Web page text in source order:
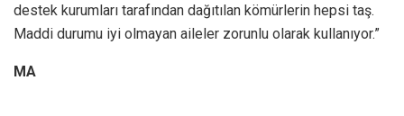
destek kurumları tarafından dağıtılan kömürlerin hepsi taş.
Maddi durumu iyi olmayan aileler zorunlu olarak kullanıyor.”
MA